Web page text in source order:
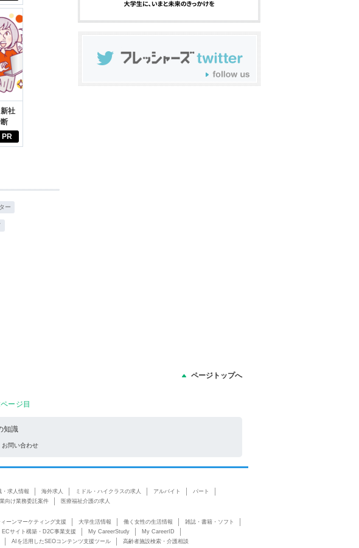
PR
社
ー
ページトップへ
ージ目
知識
お問い合わせ
・求人情報 海外求人 ミドル・ハイクラスの求人 アルバイト
パート
向け業務委託案件
医療福祉介護の求人
ーンマーケティング支援 大学生活情報 働く女性の生活情報
雑誌・書籍・ソフト
ECサイト構築・D2C事業支援 My CareerStudy
My CareerID
AIを活用したSEOコンテンツ支援ツール 高齢者施設検索・介護相談